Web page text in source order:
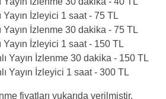
Yayın İzleyici 1 saat - 75 TL
Yayın İzlenme 30 dakika - 75 TL
Yayın İzleyici 1 saat - 150 TL
Yayın İzlenme 30 dakika - 150 TL
Yayın İzleyici 1 saat - 300 TL
fiyatları yukarıda verilmiştir.